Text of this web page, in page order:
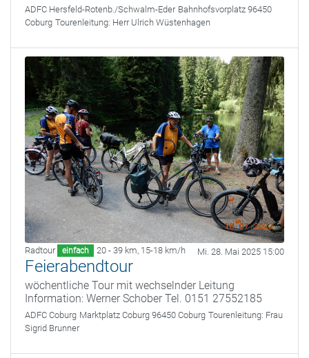
ADFC Hersfeld-Rotenb./Schwalm-Eder Bahnhofsvorplatz 96450
Coburg Tourenleitung: Herr Ulrich Wüstenhagen
Radtour einfach 20 - 39 km, 15-18 km/h Mi. 28. Mai 2025 15:00
Feierabendtour
wöchentliche Tour mit wechselnder Leitung
Information: Werner Schober Tel. 0151 27552185
ADFC Coburg Marktplatz Coburg 96450 Coburg Tourenleitung: Frau
Sigrid Brunner